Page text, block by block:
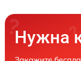
Нужна